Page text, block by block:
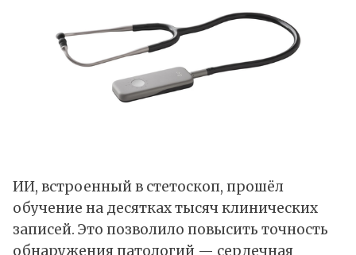
ИИ, встроенный в стетоскоп, прошёл
обучение на десятках тысяч клинических
записей. Это позволило повысить точность
обнаружения патологий — сердечная